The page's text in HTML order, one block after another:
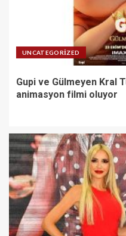
UNCATEGORIZED
Gupi ve Gülmeyen Kral
animasyon filmi oluyor